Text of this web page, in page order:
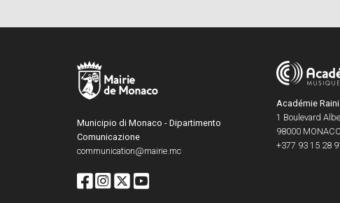
Municipio di Monaco - Dipartimento
Comunicazione
communication@mairie.mc
Académie
1 Boulevard
98000 MONACO
+377 93 15 28